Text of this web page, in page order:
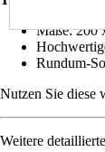
Maße: 200
Rundum-
Nutzen Sie diese
Weitere